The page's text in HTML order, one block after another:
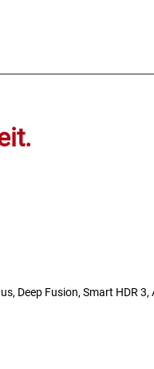
Deep Fusion, Smart HDR 3,